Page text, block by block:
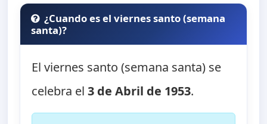
¿Cuando es el viernes santo (semana
santa)?
El viernes santo (semana santa) se
celebra el3 de Abril de 1953.